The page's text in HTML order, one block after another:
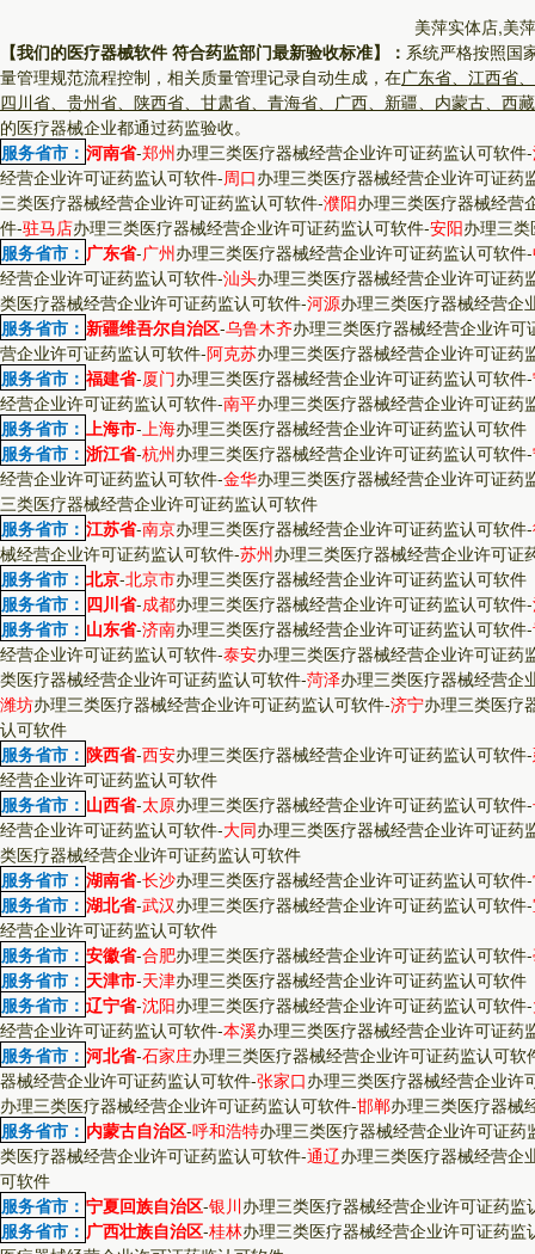
美萍实体店,美
【我们的医疗器械软件 符合药监部门最新验收标准】： 系统严格按照国
量管理规范流程控制，相关质量管理记录自动生成，在广东省、江西省
四川省、贵州省、陕西省、甘肃省、青海省、广西、新疆、内蒙古、西
的医疗器械企业都通过药监验收。
服务省市： 河南省-郑州办理三类医疗器械经营企业许可证药监认可软件-
经营企业许可证药监认可软件-周口办理三类医疗器械经营企业许可证药
三类医疗器械经营企业许可证药监认可软件-濮阳办理三类医疗器械经营
件-驻马店办理三类医疗器械经营企业许可证药监认可软件-安阳办理三
服务省市： 广东省-广州办理三类医疗器械经营企业许可证药监认可软件-
经营企业许可证药监认可软件-汕头办理三类医疗器械经营企业许可证药
类医疗器械经营企业许可证药监认可软件-河源办理三类医疗器械经营企
服务省市： 新疆维吾尔自治区-乌鲁木齐办理三类医疗器械经营企业许可
营企业许可证药监认可软件-阿克苏办理三类医疗器械经营企业许可证药
服务省市： 福建省-厦门办理三类医疗器械经营企业许可证药监认可软件-
经营企业许可证药监认可软件-南平办理三类医疗器械经营企业许可证药
服务省市： 上海市-上海办理三类医疗器械经营企业许可证药监认可软件
服务省市： 浙江省-杭州办理三类医疗器械经营企业许可证药监认可软件-
经营企业许可证药监认可软件-金华办理三类医疗器械经营企业许可证药
三类医疗器械经营企业许可证药监认可软件
服务省市： 江苏省-南京办理三类医疗器械经营企业许可证药监认可软件-
械经营企业许可证药监认可软件-苏州办理三类医疗器械经营企业许可证
服务省市： 北京-北京市办理三类医疗器械经营企业许可证药监认可软件
服务省市： 四川省-成都办理三类医疗器械经营企业许可证药监认可软件-
服务省市： 山东省-济南办理三类医疗器械经营企业许可证药监认可软件-
经营企业许可证药监认可软件-泰安办理三类医疗器械经营企业许可证药
类医疗器械经营企业许可证药监认可软件-菏泽办理三类医疗器械经营企
潍坊办理三类医疗器械经营企业许可证药监认可软件-济宁办理三类医疗
认可软件
服务省市： 陕西省-西安办理三类医疗器械经营企业许可证药监认可软件-
经营企业许可证药监认可软件
服务省市： 山西省-太原办理三类医疗器械经营企业许可证药监认可软件-
经营企业许可证药监认可软件-大同办理三类医疗器械经营企业许可证药
类医疗器械经营企业许可证药监认可软件
服务省市： 湖南省-长沙办理三类医疗器械经营企业许可证药监认可软件-
服务省市： 湖北省-武汉办理三类医疗器械经营企业许可证药监认可软件-
经营企业许可证药监认可软件
服务省市： 安徽省-合肥办理三类医疗器械经营企业许可证药监认可软件-
服务省市： 天津市-天津办理三类医疗器械经营企业许可证药监认可软件
服务省市： 辽宁省-沈阳办理三类医疗器械经营企业许可证药监认可软件-
经营企业许可证药监认可软件-本溪办理三类医疗器械经营企业许可证药
服务省市： 河北省-石家庄办理三类医疗器械经营企业许可证药监认可软
器械经营企业许可证药监认可软件-张家口办理三类医疗器械经营企业许
办理三类医疗器械经营企业许可证药监认可软件-邯郸办理三类医疗器械
服务省市： 内蒙古自治区-呼和浩特办理三类医疗器械经营企业许可证药
类医疗器械经营企业许可证药监认可软件-通辽办理三类医疗器械经营企
可软件
服务省市： 宁夏回族自治区-银川办理三类医疗器械经营企业许可证药监
服务省市： 广西壮族自治区-桂林办理三类医疗器械经营企业许可证药监